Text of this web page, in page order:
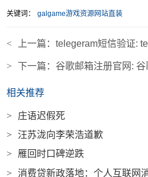
关键词： galgame游戏资源网站直装
< 上一篇：telegeram短信验证:
> 下一篇：谷歌邮箱注册官网:
相关推荐
>
庄语迟假死
>
汪苏泷向李荣浩道歉
>
雁回时口碑逆跌
>
消费贷新政落地：个人互联网消费贷上限